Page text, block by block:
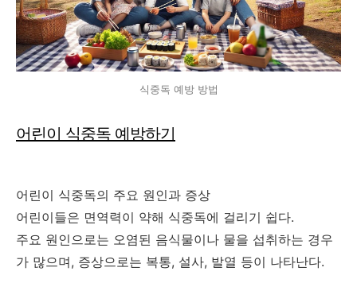
식중독 예방 방법
어린이 식중독 예방하기
어린이 식중독의 주요 원인과 증상
어린이들은 면역력이 약해 식중독에 걸리기 쉽다.
주요 원인으로는 오염된 음식물이나 물을 섭취하는 경우
가 많으며, 증상으로는 복통, 설사, 발열 등이 나타난다.